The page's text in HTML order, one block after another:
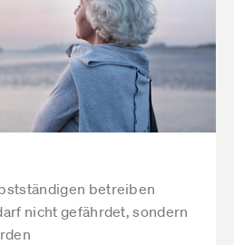
betreiben
nicht gefährdet, sondern